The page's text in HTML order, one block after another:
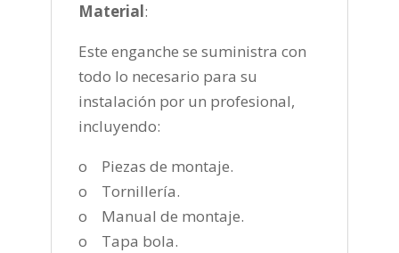
Material:
Este enganche se suministra con
todo lo necesario para su
instalación por un profesional,
incluyendo:
o Piezas de montaje.
o Tornillería.
o Manual de montaje.
o Tapa bola.